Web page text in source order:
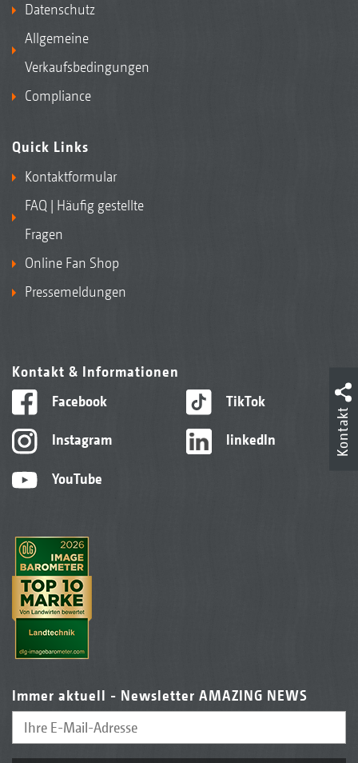
Datenschutz
Allgemeine
Verkaufsbedingungen
Compliance
Quick Links
Kontaktformular
FAQ | Häufig gestellte
Fragen
Online Fan Shop
Pressemeldungen
Kontakt & Informationen
Facebook
Instagram
YouTube
TikTok
linkedIn
Immer aktuell - Newsletter AMAZING NEWS
Kontakt